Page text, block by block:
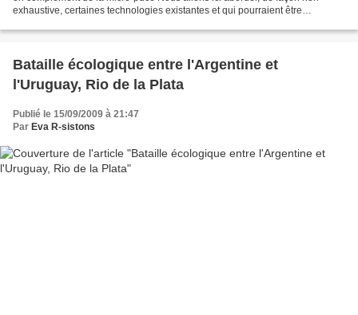
exhaustive, certaines technologies existantes et qui pourraient être
Bataille écologique entre l'Argentine et
l'Uruguay, Rio de la Plata
Publié le 15/09/2009 à 21:47
Par Eva R-sistons